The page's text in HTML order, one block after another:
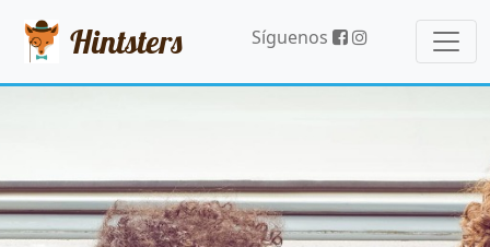
Hintsters Síguenos